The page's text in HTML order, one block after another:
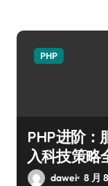
PHP
PHP进阶：
入科技策略
dawei 8 月